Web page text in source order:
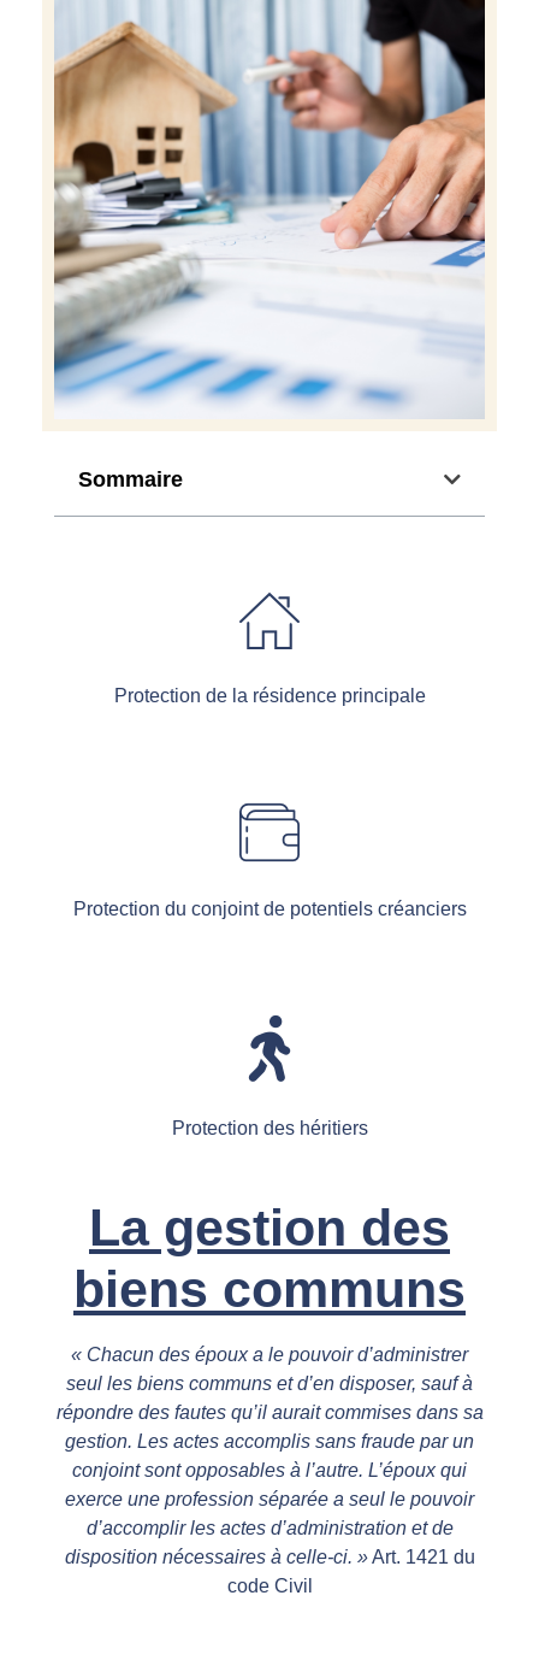
Sommaire
Protection de la résidence principale
Protection du conjoint de potentiels créanciers
Protection des héritiers
La gestion des
biens communs
« Chacun des époux a le pouvoir d’administrer
seul les biens communs et d’en disposer, sauf à
répondre des fautes qu’il aurait commises dans sa
gestion. Les actes accomplis sans fraude par un
conjoint sont opposables à l’autre. L’époux qui
exerce une profession séparée a seul le pouvoir
d’accomplir les actes d’administration et de
disposition nécessaires à celle-ci. »Art. 1421 du
code Civil